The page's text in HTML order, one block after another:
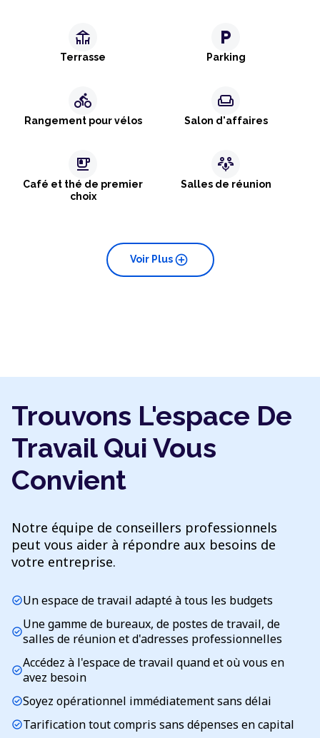
deck
Terrasse
local_parking
Parking
directions_bike
Rangement pour vélos
weekend
Salon d'affaires
emoji_food_beverage
Café et thé de premier
choix
adaptive_audio_mic
Salles de réunion
add_circle
Voir Plus
Trouvons L'espace De
Travail Qui Vous
Convient
Notre équipe de conseillers professionnels
peut vous aider à répondre aux besoins de
votre entreprise.
check_circleUn espace de travail adapté à tous les budgets
check_circleUne gamme de bureaux, de postes de travail, de
salles de réunion et d'adresses professionnelles
check_circleAccédez à l'espace de travail quand et où vous en
avez besoin
check_circleSoyez opérationnel immédiatement sans délai
check_circleTarification tout compris sans dépenses en capital